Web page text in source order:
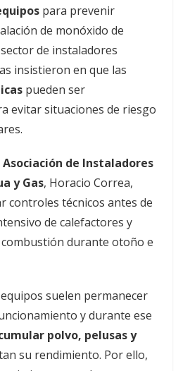
para prevenir
de monóxido de
de instaladores
insistieron en que las
pueden ser
evitar situaciones de riesgo
Asociación de Instaladores
y Gas, Horacio Correa,
controles técnicos antes de
de calefactores y
durante otoño e
suelen permanecer
y durante ese
polvo, pelusas y
su rendimiento. Por ello,